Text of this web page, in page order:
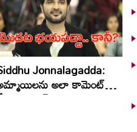
Jonnalagadda:
అలా కామెంట్
చేయడం కరెక్ట్ కాదు..